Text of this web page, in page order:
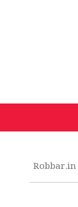
Robbar.in